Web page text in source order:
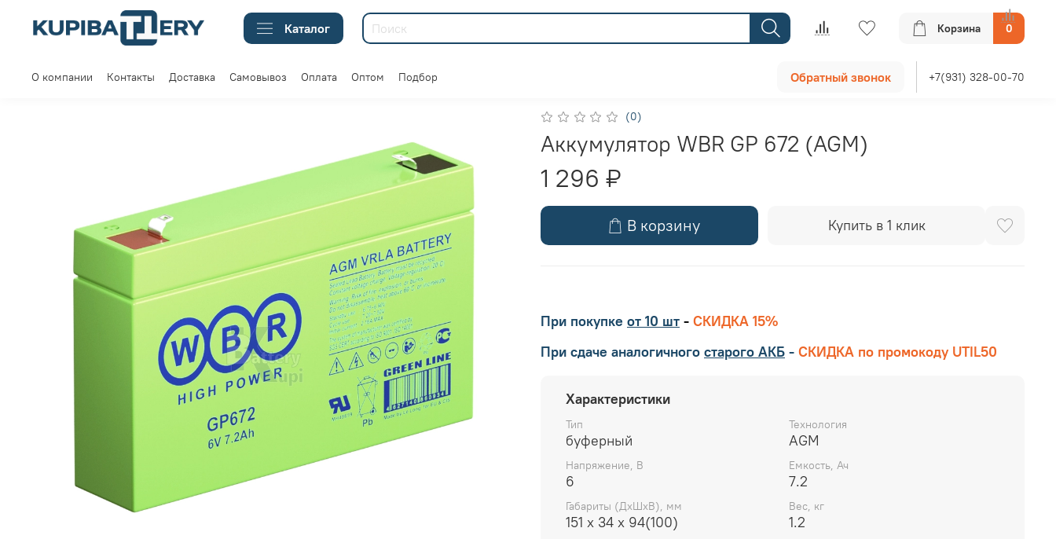
Каталог Корзина 0
О компании Контакты Доставка Самовывоз Оплата Оптом Подбор Обратный звонок +7(931) 328-00-70
(0)
Аккумулятор WBR GP 672 (AGM)
1 296 ₽
В корзину Купить в 1 клик
При покупке от 10 шт - СКИДКА 15%
При сдаче аналогичного старого АКБ - СКИДКА по промокоду UTIL50
Характеристики
Тип
буферный
Технология
AGM
Напряжение, В
6
Емкость, Ач
7.2
Габариты (ДхШхВ), мм
151 х 34 х 94(100)
Вес, кг
1.2